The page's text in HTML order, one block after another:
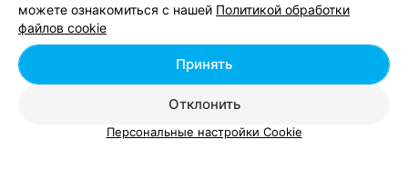
Добавить компанию
можете ознакомиться с нашей Политикой обработки
файлов cookie
Отклонить
Принять
Персональные настройки Cookie